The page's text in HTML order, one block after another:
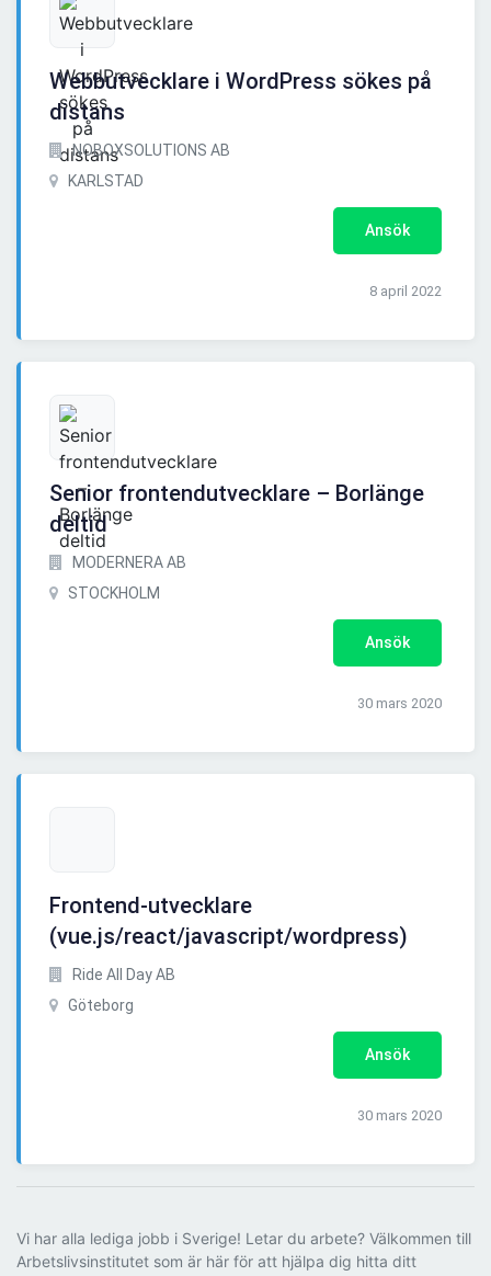
Webbutvecklare i WordPress sökes på
distans
NOBOXSOLUTIONS AB
KARLSTAD
Ansök
8 april 2022
Senior frontendutvecklare – Borlänge
deltid
MODERNERA AB
STOCKHOLM
Ansök
30 mars 2020
Frontend-utvecklare
(vue.js/react/javascript/wordpress)
Ride All Day AB
Göteborg
Ansök
30 mars 2020
Vi har alla lediga jobb i Sverige! Letar du arbete? Välkommen till
Arbetslivsinstitutet som är här för att hjälpa dig hitta ditt